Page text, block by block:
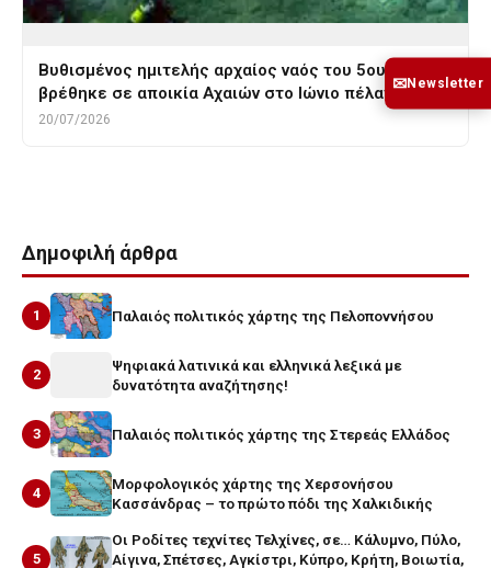
Βυθισμένος ημιτελής αρχαίος ναός του 5ου αι. π.Χ.
βρέθηκε σε αποικία Αχαιών στο Ιώνιο πέλαγος! –…
20/07/2026
Δημοφιλή άρθρα
1 Παλαιός πολιτικός χάρτης της Πελοποννήσου
2
Ψηφιακά λατινικά και ελληνικά λεξικά με
δυνατότητα αναζήτησης!
3 Παλαιός πολιτικός χάρτης της Στερεάς Ελλάδος
4
Μορφολογικός χάρτης της Χερσονήσου
Κασσάνδρας – το πρώτο πόδι της Χαλκιδικής
5
Οι Ροδίτες τεχνίτες Τελχίνες, σε… Κάλυμνο, Πύλο,
Αίγινα, Σπέτσες, Αγκίστρι, Κύπρο, Κρήτη, Βοιωτία,
✉Newsletter